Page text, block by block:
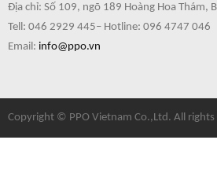
Địa chỉ: Số 109, ngõ 189 Hoàng Hoa Thám,
Tell: 046 2929 445– Hotline: 096 4747 046
Email: info@ppo.vn
Copyright © PPO Vietnam Co.,Ltd. All